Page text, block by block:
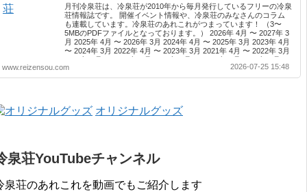
月刊冷泉荘は、冷泉荘が2010年から毎月発行しているフリーの冷泉
荘情報誌です。 開催イベント情報や、冷泉荘のみなさんのコラム
も連載しています。冷泉荘のあれこれがつまっています！ （3〜
5MBのPDFファイルとなっております。） 2026年 4月 〜 2027年 3
月 2025年 4月 〜 2026年 3月 2024年 4月 〜 2025年 3月 2023年 4月
〜 2024年 3月 2022年 4月 〜 2023年 3月 2021年 4月 〜 2022年 3月
2019年 3月 2017年 4月 〜 2018年 3月 2016年 4月 〜 2017年 3月
2015年 4月 〜 2016年 3月 2014年 4月 〜 2015年 3月 2013...
www.reizensou.com 2026-07-25 15:48
オリジナルグッズ
泉荘YouTubeチャンネル
泉荘のあれこれを動画でもご紹介します